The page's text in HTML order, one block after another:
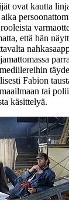
ovat kautta
että hän
Fabion
tai
käsittelyä.